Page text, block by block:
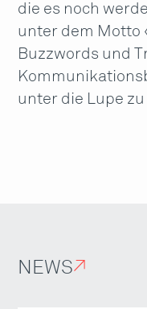
die es noch
unter dem Motto
Buzzwords und
unter die Lupe
NEWS↗